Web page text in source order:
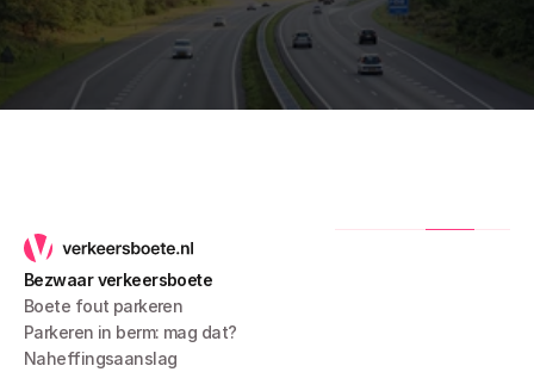
Bezwaar verkeersboete
Boete fout parkeren
Parkeren in berm: mag dat?
Naheffingsaanslag